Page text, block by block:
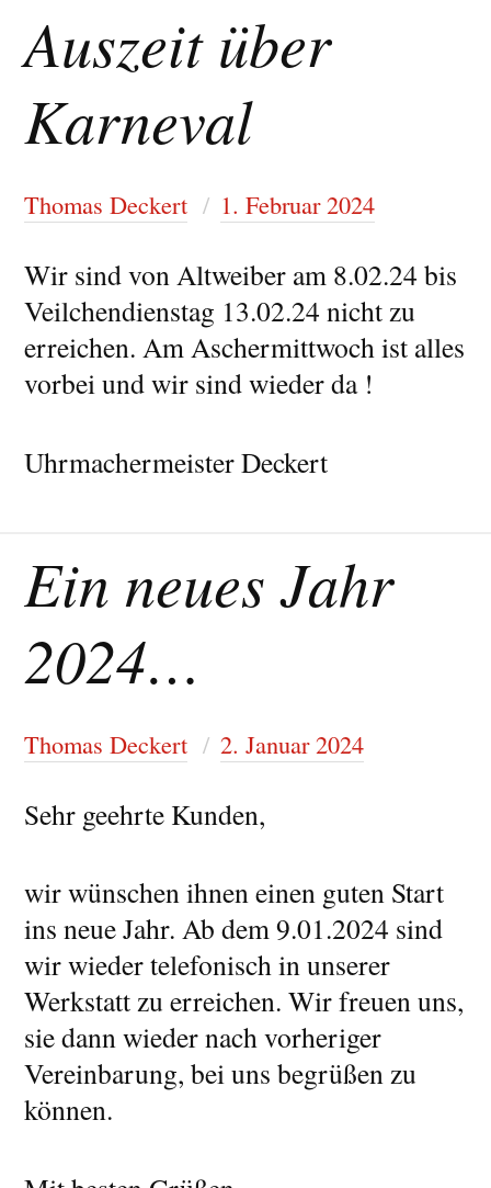
Auszeit über
Karneval
Thomas Deckert 1. Februar 2024
Wir sind von Altweiber am 8.02.24 bis
Veilchendienstag 13.02.24 nicht zu
erreichen. Am Aschermittwoch ist alles
vorbei und wir sind wieder da !
Uhrmachermeister Deckert
Ein neues Jahr
2024…
Thomas Deckert 2. Januar 2024
Sehr geehrte Kunden,
wir wünschen ihnen einen guten Start
ins neue Jahr. Ab dem 9.01.2024 sind
wir wieder telefonisch in unserer
Werkstatt zu erreichen. Wir freuen uns,
sie dann wieder nach vorheriger
Vereinbarung, bei uns begrüßen zu
können.